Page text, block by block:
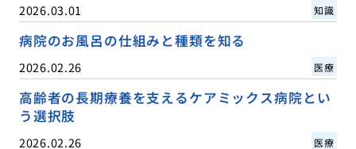
2026.03.01 知識
病院のお風呂の仕組みと種類を知る
2026.02.26 医療
高齢者の長期療養を支えるケアミックス病院とい
う選択肢
2026.02.26 医療